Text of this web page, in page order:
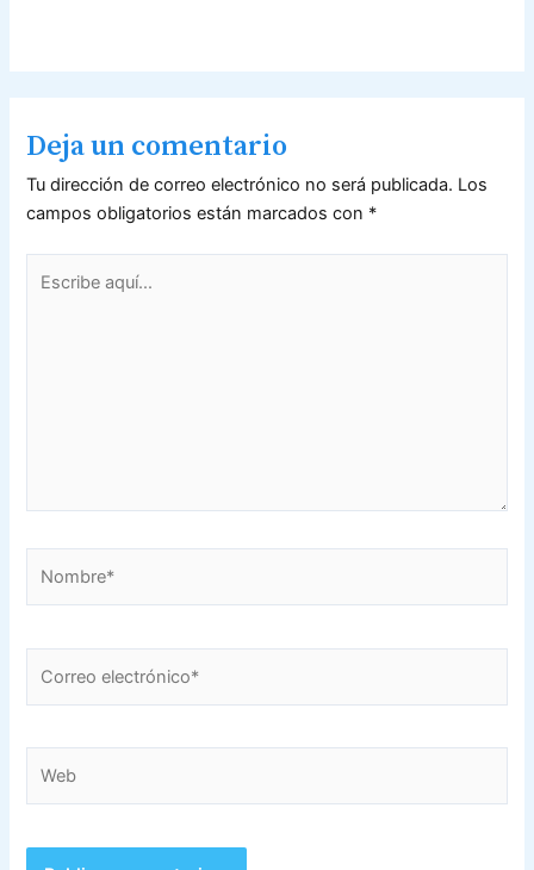
Deja un comentario
Tu dirección de correo electrónico no será publicada. Los
campos obligatorios están marcados con *
aquí...
electrónico*